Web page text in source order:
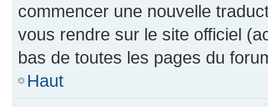
commencer une nouvelle
vous rendre sur le site officiel
bas de toutes les pages du
Haut